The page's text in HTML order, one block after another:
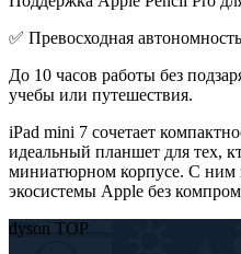
✅ Превосходная автономность
До 10 часов работы без
учебы или путешествия.
iPad mini 7 сочетает
идеальный планшет для тех,
миниатюрном корпусе. С ним
экосистемы Apple без
dyson TOP